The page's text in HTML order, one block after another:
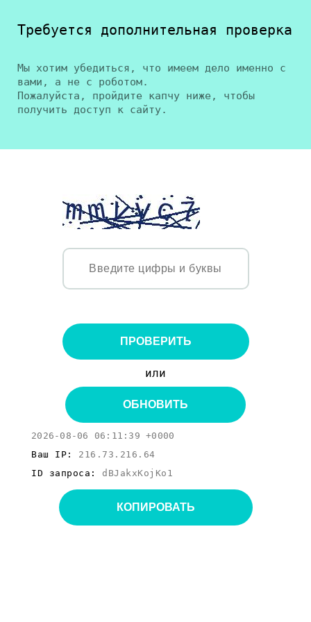
Требуется дополнительная проверка
Мы хотим убедиться, что имеем дело именно с
вами, а не с роботом.
Пожалуйста, пройдите капчу ниже, чтобы
получить доступ к сайту.
ПРОВЕРИТЬ
или
ОБНОВИТЬ
2026-08-06 06:11:39 +0000
Ваш IP: 216.73.216.64
ID запроса: dBJakxKojKo1
КОПИРОВАТЬ